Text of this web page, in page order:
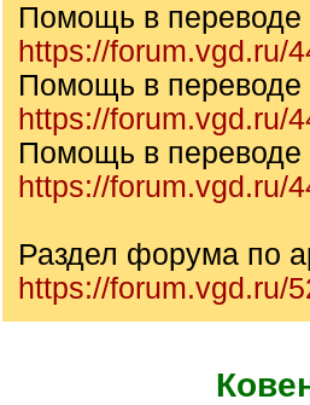
Помощь в переводе
https://forum.vgd.ru/
Помощь в переводе
https://forum.vgd.ru/
Помощь в переводе
https://forum.vgd.ru/
Раздел форума по
https://forum.vgd.ru/